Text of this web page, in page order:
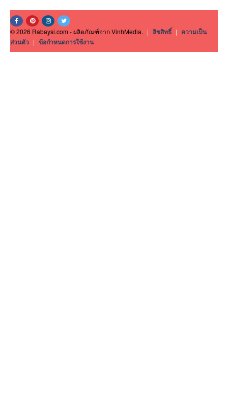
© 2026 Rabaysi.com - ผลิตภัณฑ์จาก VinhMedia. | ลิขสิทธิ์ | ความเป็น
ส่วนตัว | ข้อกำหนดการใช้งาน